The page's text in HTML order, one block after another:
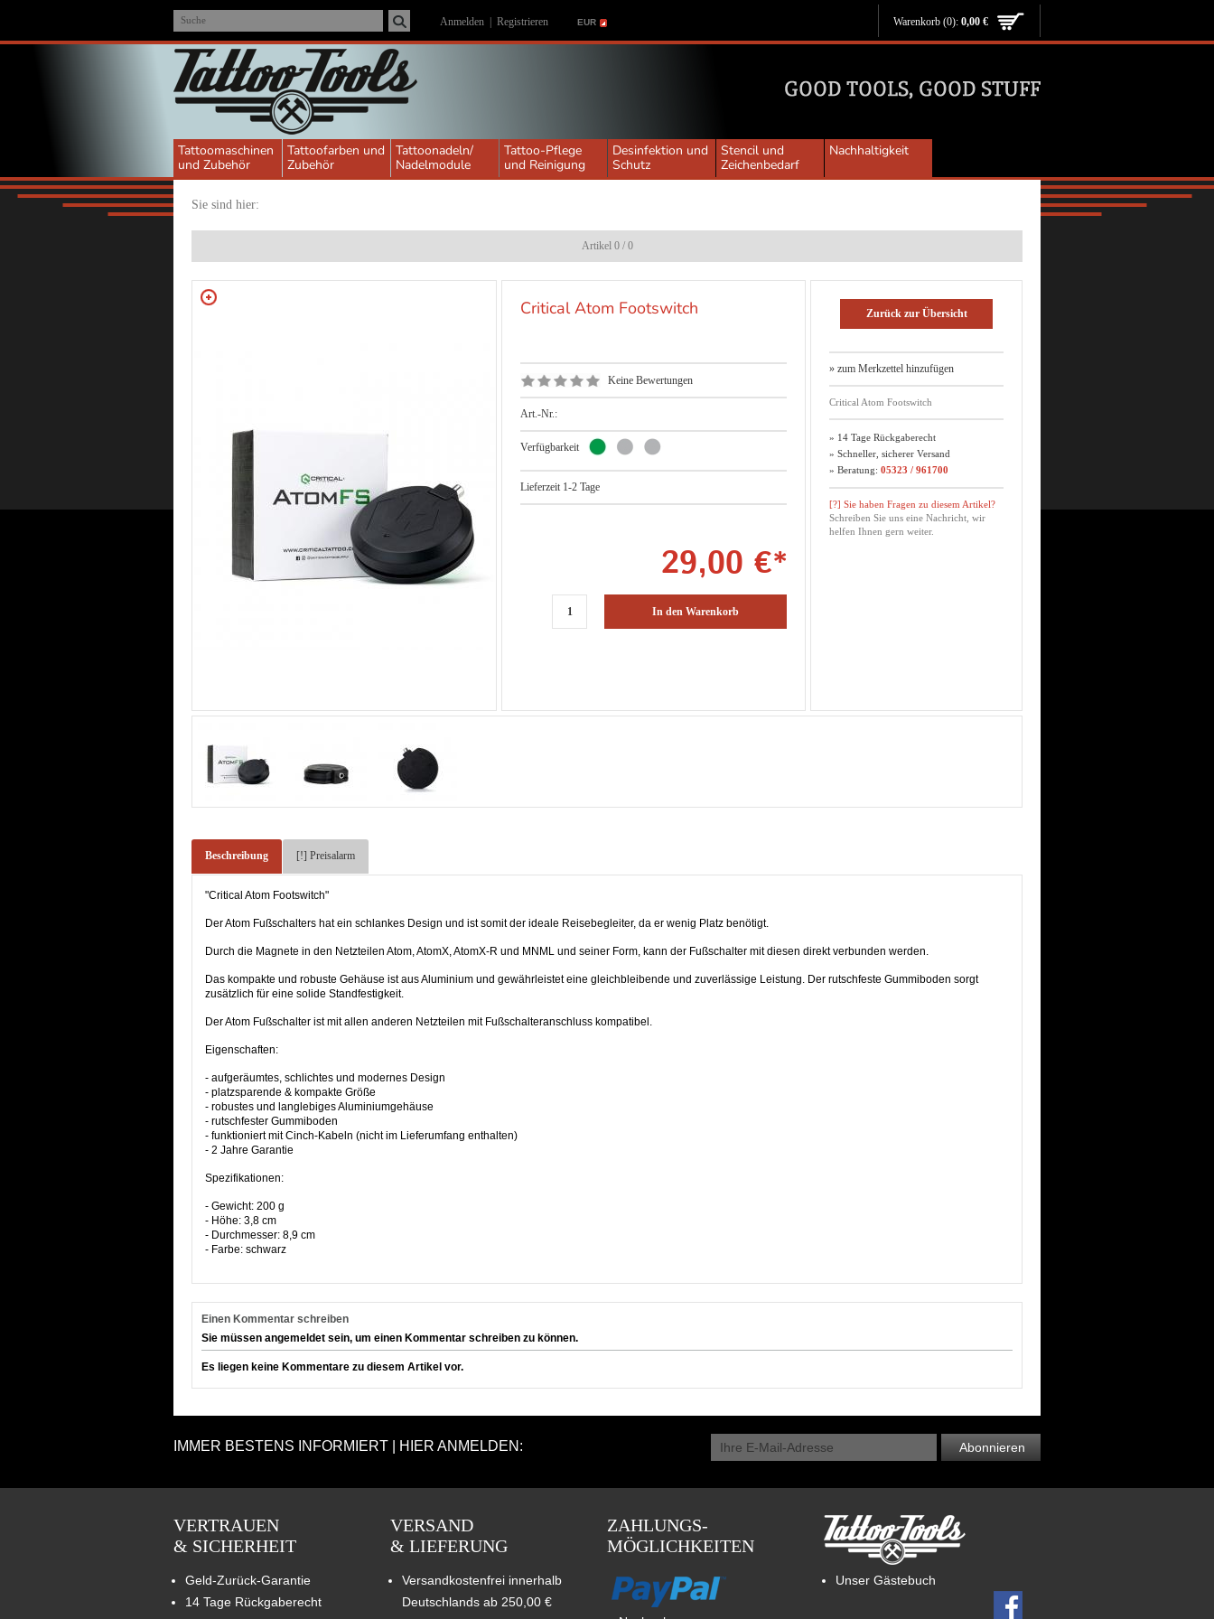
Suche Anmelden Registrieren EUR Warenkorb (0): 0,00 €
Tattoomaschinen
und Zubehör
Tattoofarben und
Zubehör
Tattoonadeln/
Nadelmodule
Tattoo-Pflege
und Reinigung
Desinfektion und
Schutz
Stencil und
Zeichenbedarf
Nachhaltigkeit
Sie sind hier:
Artikel 0 / 0
Critical Atom Footswitch
Keine Bewertungen
Art.-Nr.:
Verfügbarkeit
Lieferzeit 1-2 Tage
29,00 €*
In den Warenkorb
Zurück zur Übersicht
» zum Merkzettel hinzufügen
Critical Atom Footswitch
» 14 Tage Rückgaberecht
» Schneller, sicherer Versand
» Beratung: 05323 / 961700
[?] Sie haben Fragen zu diesem Artikel?
Schreiben Sie uns eine Nachricht, wir
helfen Ihnen gern weiter.
Beschreibung [!] Preisalarm
"Critical Atom Footswitch"
Der Atom Fußschalters hat ein schlankes Design und ist somit der ideale Reisebegleiter, da er wenig Platz benötigt.
Durch die Magnete in den Netzteilen Atom, AtomX, AtomX-R und MNML und seiner Form, kann der Fußschalter mit diesen direkt verbunden werden.
Das kompakte und robuste Gehäuse ist aus Aluminium und gewährleistet eine gleichbleibende und zuverlässige Leistung. Der rutschfeste Gummiboden sorgt
zusätzlich für eine solide Standfestigkeit.
Der Atom Fußschalter ist mit allen anderen Netzteilen mit Fußschalteranschluss kompatibel.
Eigenschaften:
- aufgeräumtes, schlichtes und modernes Design
- platzsparende & kompakte Größe
- robustes und langlebiges Aluminiumgehäuse
- rutschfester Gummiboden
- funktioniert mit Cinch-Kabeln (nicht im Lieferumfang enthalten)
- 2 Jahre Garantie
Spezifikationen:
- Gewicht: 200 g
- Höhe: 3,8 cm
- Durchmesser: 8,9 cm
- Farbe: schwarz
Einen Kommentar schreiben
Sie müssen angemeldet sein, um einen Kommentar schreiben zu können.
Es liegen keine Kommentare zu diesem Artikel vor.
IMMER BESTENS INFORMIERT | HIER ANMELDEN: Abonnieren
VERTRAUEN
& SICHERHEIT
Geld-Zurück-Garantie
14 Tage Rückgaberecht
VERSAND
& LIEFERUNG
Versandkostenfrei innerhalb
Deutschlands ab 250,00 €
ZAHLUNGS-
MÖGLICHKEITEN
Unser Gästebuch